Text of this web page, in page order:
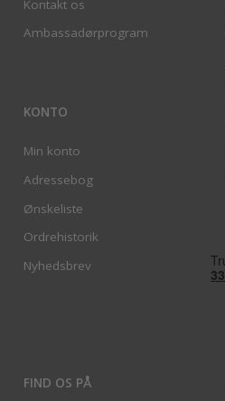
Kontakt os
Ambassadørprogram
KONTO
Min konto
Adressebog
Ønskeliste
Ordrehistorik
Nyhedsbrev
FIND OS PÅ